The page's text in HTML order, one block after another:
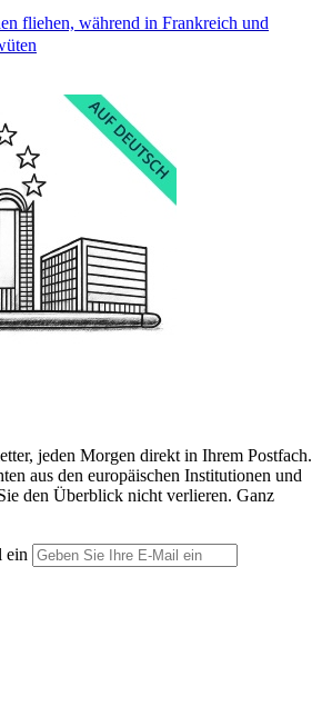
fliehen, während in Frankreich und
jeden Morgen direkt in Ihrem Postfach.
aus den europäischen Institutionen und
den Überblick nicht verlieren. Ganz
ein